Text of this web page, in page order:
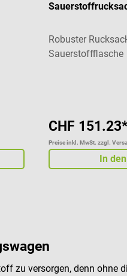
Robuster
Sauerstoffflasche
CHF 151.23*
Preise inkl. MwSt. zzgl.
In
zu versorgen, denn ohne